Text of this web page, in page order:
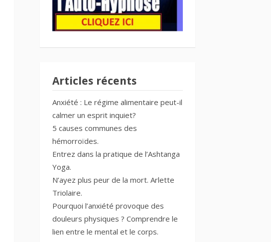
Articles récents
Anxiété : Le régime alimentaire peut-il
calmer un esprit inquiet?
5 causes communes des
hémorroïdes.
Entrez dans la pratique de l’Ashtanga
Yoga.
N’ayez plus peur de la mort. Arlette
Triolaire.
Pourquoi l’anxiété provoque des
douleurs physiques ? Comprendre le
lien entre le mental et le corps.